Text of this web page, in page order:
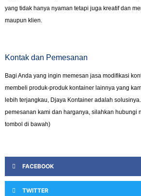
yang tidak hanya nyaman tetapi juga kreatif dan
maupun klien.
Kontak dan Pemesanan
Bagi Anda yang ingin memesan jasa modifikasi
membeli produk-produk kontainer lainnya yang
lebih terjangkau, Djaya Kontainer adalah
pemesanan kami dan harganya, silahkan hubungi
tombol di bawah)
FACEBOOK
TWITTER